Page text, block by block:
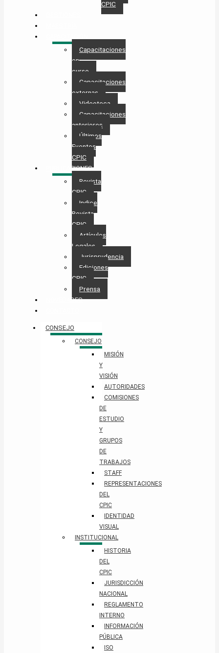
CPIC
Capacitaciones
en
curso
Capacitaciones
externas
Videoteca
Capacitaciones
anteriores
Últimos
Eventos
CPIC
PUBLICACIONES
Revista
CPIC
Indice
Revista
CPIC
Artículos
Legales
Jurisprudencia
Ediciones
CPIC
Prensa
NOVEDADES
CONSEJO
CONSEJO
MISIÓN
Y
VISIÓN
AUTORIDADES
COMISIONES
DE
ESTUDIO
Y
GRUPOS
DE
TRABAJOS
STAFF
REPRESENTACIONES
DEL
CPIC
IDENTIDAD
VISUAL
INSTITUCIONAL
HISTORIA
DEL
CPIC
JURISDICCIÓN
NACIONAL
REGLAMENTO
INTERNO
INFORMACIÓN
PÚBLICA
ISO